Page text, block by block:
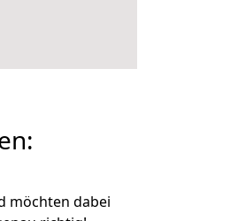
möchten dabei